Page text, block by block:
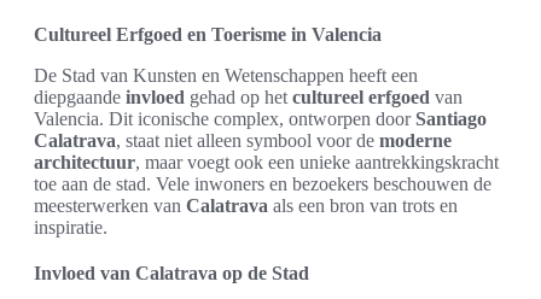
Cultureel Erfgoed en Toerisme in Valencia
De Stad van Kunsten en Wetenschappen heeft een
diepgaande invloed gehad op het cultureel erfgoed van
Valencia. Dit iconische complex, ontworpen doorSantiago
Calatrava, staat niet alleen symbool voor de moderne
architectuur, maar voegt ook een unieke aantrekkingskracht
toe aan de stad. Vele inwoners en bezoekers beschouwen de
meesterwerken van Calatrava als een bron van trots en
inspiratie.
Invloed van Calatrava op de Stad